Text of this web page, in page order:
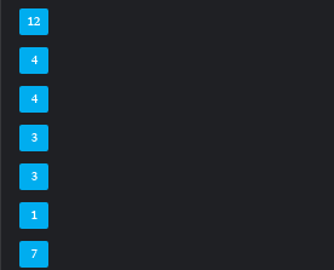
12
4
4
3
3
1
7